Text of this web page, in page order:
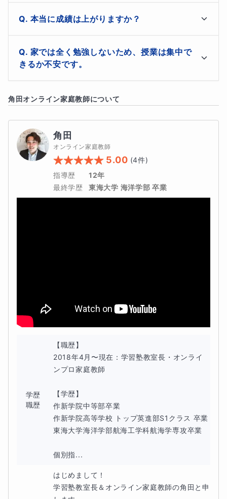
子様の第一志望合格をお約束します。
もちろん、大手塾に通うことが悪いわけではありません。
しかし、成績が伸びない原因は個々の学習方法や進め方に
あることが多いのです。
「予習シリーズの解説は細かく書いていないから読んでも
よくわからない」
「子ども一人では解決できない問題に直面している」
「親に相談されても問題が難しくてちゃんと解説してあげ
実際の授業では、まずは志望校に対して毎月のオリジナル
カリキュラムを作成
授業では志望校に特化した問題に取り組みながら、苦手な
今の段階で基礎ができていないのか？応用問題で苦戦して
いるのか？を判断して、その生徒にあったぴったりの問題
液などは殆どの学校で出題される問題になります。
家庭学習時の質問チャットサービスにより、短期間で成
績アップを目指すことが可能です。
無料体験授業では、保護者様や生徒様と現在の学力や学
習のお悩み、志望校のお話をさせていただき、今後の目
標についてお聞きできればなと思っております。
以上を踏まえて、今後の学習カリキュラムや授業の進め
方を決めさせていただき、実際の授業に入っていきたい
本当に成績は上がりますか？
これまで担当してきた生徒様のほぼ全員が確実に成績が
アップしています。
生徒様の目標やゴールから逆算してカリキュラムを作成
していくため、短期間で成績アップが可能です。
家では全く勉強しないため、授業は集中で
きるか不安です。
た方法で授業を進めていきます。
角田オンライン家庭教師について
角田
オンライン家庭教師
5.00 (4件)
指導歴
12年
最終学歴
東海大学 海洋学部 卒業
学歴
職歴
【職歴】
2018年4月〜現在：学習塾教室長・オンライ
ンプロ家庭教師
【学歴】
作新学院中等部卒業
作新学院高等学校 トップ英進部S1クラス 卒業
東海大学海洋学部航海工学科航海学専攻卒業
個別指...
はじめまして！
学習塾教室長＆オンライン家庭教師の角田と申